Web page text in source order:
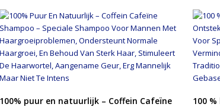
KOOP PRODUCT
100% puur en natuurlijk – Coffein Cafeïne
100